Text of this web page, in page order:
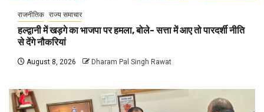
राजनीतिक राज्य समाचार
हल्द्वानी में खड़गे का भाजपा पर हमला, बोले- सत्ता में आए तो पारदर्शी नीति
से देंगे नौकरियां
August 8, 2026 Dharam Pal Singh Rawat